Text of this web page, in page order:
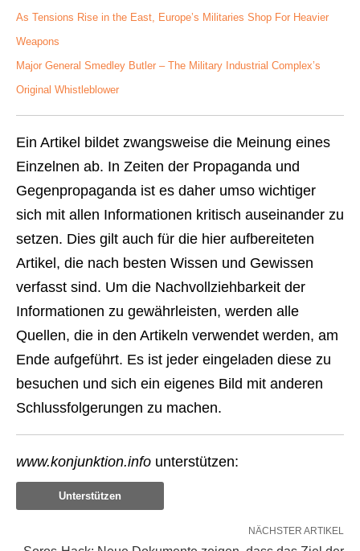
As Tensions Rise in the East, Europe’s Militaries Shop For Heavier
Weapons
Major General Smedley Butler – The Military Industrial Complex’s
Original Whistleblower
Ein Artikel bildet zwangsweise die Meinung eines
Einzelnen ab. In Zeiten der Propaganda und
Gegenpropaganda ist es daher umso wichtiger
sich mit allen Informationen kritisch auseinander zu
setzen. Dies gilt auch für die hier aufbereiteten
Artikel, die nach besten Wissen und Gewissen
verfasst sind. Um die Nachvollziehbarkeit der
Informationen zu gewährleisten, werden alle
Quellen, die in den Artikeln verwendet werden, am
Ende aufgeführt. Es ist jeder eingeladen diese zu
besuchen und sich ein eigenes Bild mit anderen
Schlussfolgerungen zu machen.
www.konjunktion.info unterstützen:
Unterstützen
NÄCHSTER ARTIKEL